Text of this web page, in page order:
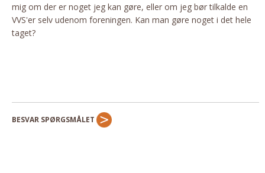
mig om der er noget jeg kan gøre, eller om jeg bør tilkalde en
VVS'er selv udenom foreningen. Kan man gøre noget i det hele
taget?
BESVAR SPØRGSMÅLET